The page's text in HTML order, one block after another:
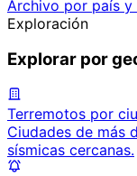
Archivo por país
Exploración
Explorar por
Terremotos por
Ciudades de más
sísmicas cercanas.